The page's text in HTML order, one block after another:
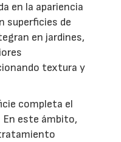
en la apariencia
superficies de
en jardines,
textura y
completa el
este ámbito,